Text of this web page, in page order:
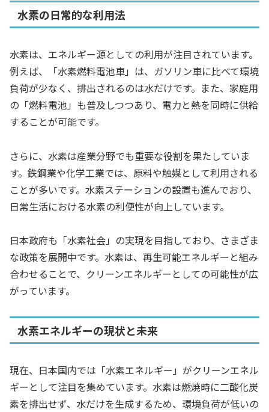
水素の日常的な利用法
水素は、エネルギー源としての利用が注目されています。
例えば、「水素燃料電池車」は、ガソリン車に比べて環境
負荷が少なく、排出されるのは水だけです。また、家庭用
の「燃料電池」も普及しつつあり、電力と熱を同時に供給
することが可能です。
さらに、水素は産業分野でも重要な役割を果たしていま
す。鉄鋼業や化学工業では、原料や触媒として利用される
ことが多いです。水素ステーションの設置も進んでおり、
日常生活における水素の利便性が向上しています。
日本政府も「水素社会」の実現を目指しており、さまざま
な政策を展開中です。水素は、再生可能エネルギーと組み
合わせることで、クリーンエネルギーとしての可能性が広
がっています。
水素エネルギーの現状と未来
現在、日本国内では「水素エネルギー」がクリーンエネル
ギーとして注目を集めています。水素は燃焼時に二酸化炭
素を排出せず、水だけを生成するため、環境負荷が低いの